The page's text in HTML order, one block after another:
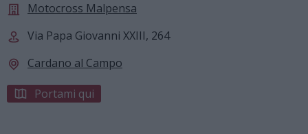
Motocross Malpensa
Via Papa Giovanni XXIII, 264
Cardano al Campo
Portami qui